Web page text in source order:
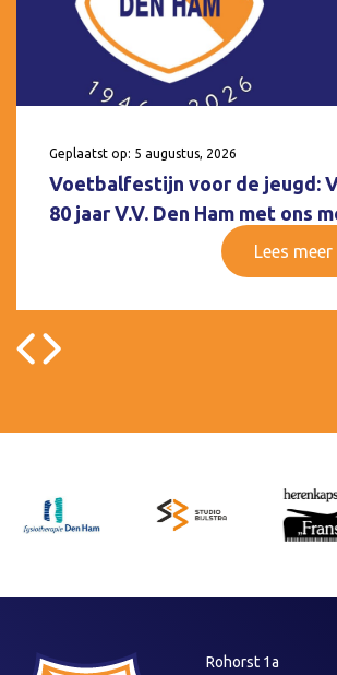
Geplaatst op: 5 augustus, 2026
Voetbalfestijn voor de jeugd:
80 jaar V.V. Den Ham met ons
Lees meer
Rohorst 1a